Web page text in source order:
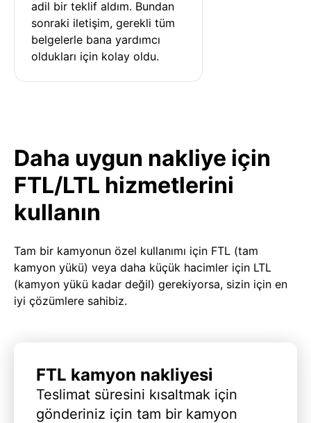
adil bir teklif aldım. Bundan
sonraki iletişim, gerekli tüm
belgelerle bana yardımcı
oldukları için kolay oldu.
Daha uygun nakliye için
FTL/LTL hizmetlerini
kullanın
Tam bir kamyonun özel kullanımı için FTL (tam
kamyon yükü) veya daha küçük hacimler için LTL
(kamyon yükü kadar değil) gerekiyorsa, sizin için en
iyi çözümlere sahibiz.
FTL kamyon nakliyesi
Teslimat süresini kısaltmak için
gönderiniz için tam bir kamyon